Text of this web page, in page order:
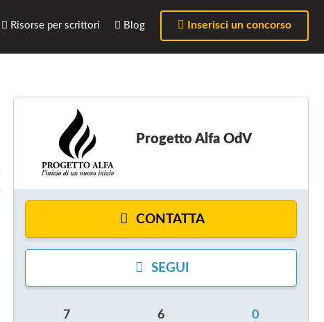
Risorse per scrittori Blog Inserisci un concorso
Progetto Alfa OdV
CONTATTA
SEGUI
7 6 0